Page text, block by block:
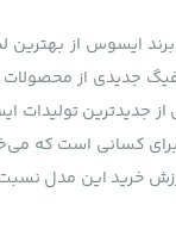
ایسوس از بهترین
جدیدی از
خرید این مدل نسبت